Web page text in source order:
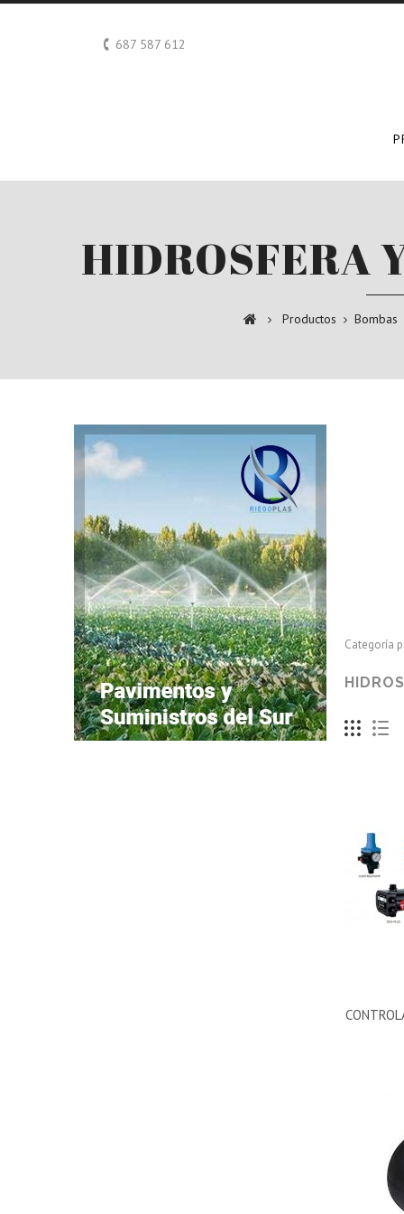
687 587 612
HIDROSFERA
Productos Bombas
Categoría